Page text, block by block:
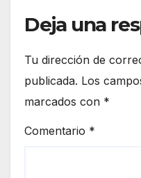
Deja una
Tu dirección de
publicada. Los
marcados con *
Comentario *